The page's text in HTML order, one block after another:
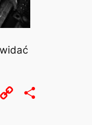
PrintCopy